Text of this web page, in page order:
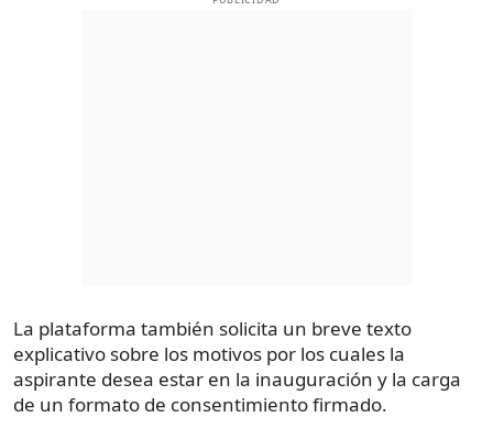
La plataforma también solicita un breve texto
explicativo sobre los motivos por los cuales la
aspirante desea estar en la inauguración y la carga
de un formato de consentimiento firmado.